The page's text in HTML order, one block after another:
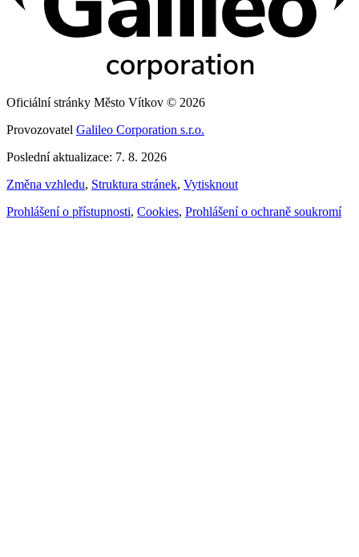
Oficiální stránky Město Vítkov © 2026
Provozovatel Galileo Corporation s.r.o.
Poslední aktualizace: 7. 8. 2026
Změna vzhledu, Struktura stránek, Vytisknout
Prohlášení o přístupnosti, Cookies, Prohlášení o ochraně soukromí